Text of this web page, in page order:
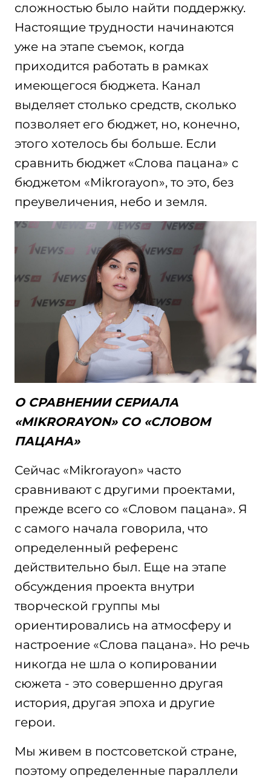
сложностью было найти поддержку.
Настоящие трудности начинаются
уже на этапе съемок, когда
приходится работать в рамках
имеющегося бюджета. Канал
выделяет столько средств, сколько
позволяет его бюджет, но, конечно,
этого хотелось бы больше. Если
сравнить бюджет «Слова пацана» с
бюджетом «Mikrorayon», то это, без
преувеличения, небо и земля.
О СРАВНЕНИИ СЕРИАЛА
«MIKRORAYON» СО «СЛОВОМ
ПАЦАНА»
Сейчас «Mikrorayon» часто
сравнивают с другими проектами,
прежде всего со «Словом пацана». Я
с самого начала говорила, что
определенный референс
действительно был. Еще на этапе
обсуждения проекта внутри
творческой группы мы
ориентировались на атмосферу и
настроение «Слова пацана». Но речь
никогда не шла о копировании
сюжета - это совершенно другая
история, другая эпоха и другие
герои.
Мы живем в постсоветской стране,
поэтому определенные параллели